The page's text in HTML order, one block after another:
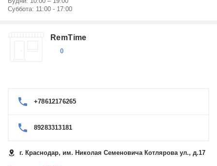
Суббота: 11:00 - 17:00
RemTime
0
+78612176265
89283313181
г. Краснодар, им. Николая Семеновича Котлярова ул., д.17